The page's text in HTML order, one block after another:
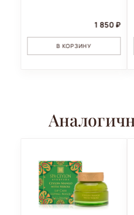
1 850 ₽
В КОРЗИНУ